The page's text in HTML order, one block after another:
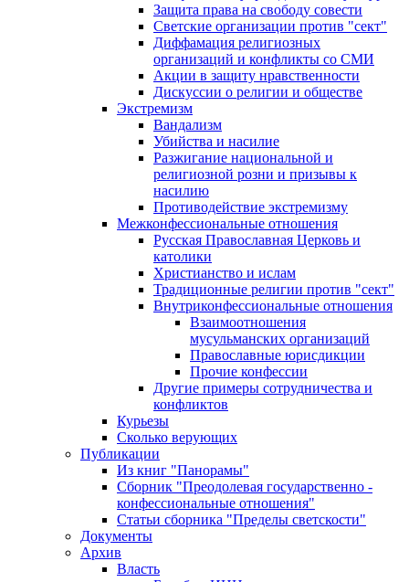
Защита права на свободу совести
Светские организации против "сект"
Диффамация религиозных
организаций и конфликты со СМИ
Акции в защиту нравственности
Дискуссии о религии и обществе
Экстремизм
Вандализм
Убийства и насилие
Разжигание национальной и
религиозной розни и призывы к
насилию
Противодействие экстремизму
Межконфессиональные отношения
Русская Православная Церковь и
католики
Христианство и ислам
Традиционные религии против "сект"
Внутриконфессиональные отношения
Взаимоотношения
мусульманских организаций
Православные юрисдикции
Прочие конфессии
Другие примеры сотрудничества и
конфликтов
Курьезы
Сколько верующих
Публикации
Из книг "Панорамы"
Сборник "Преодолевая государственно -
конфессиональные отношения"
Статьи сборника "Пределы светскости"
Документы
Архив
Власть